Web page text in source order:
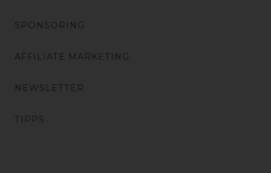
SPONSORING
AFFILIATE MARKETING
NEWSLETTER
TIPPS